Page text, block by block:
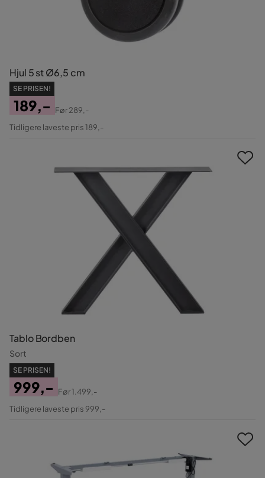
Hjul 5 st Ø6,5 cm
SE PRISEN!
Pris
189,-
Original
Før289,-
Tidligere laveste pris 189,-
Tablo Bordben
Sort
SE PRISEN!
Pris
999,-
Original
Før1.499,-
Tidligere laveste pris 999,-